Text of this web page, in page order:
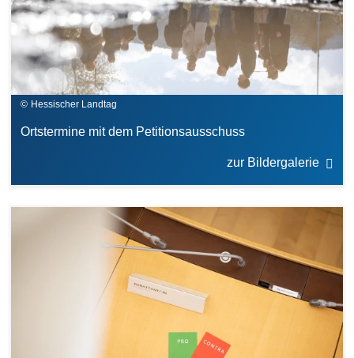
Hessischer Landtag
Ortstermine mit dem Petitionsausschuss
zur Bildergalerie